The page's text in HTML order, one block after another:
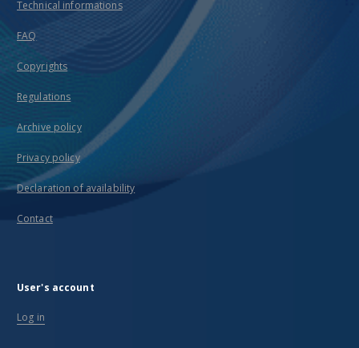
Technical informations
FAQ
Copyrights
Regulations
Archive policy
Privacy policy
Declaration of availability
Contact
User's account
Log in